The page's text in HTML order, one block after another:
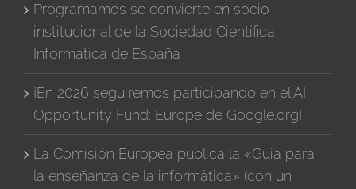
Programamos se convierte en socio
institucional de la Sociedad Científica
Informática de España
¡En 2026 seguiremos participando en el AI
Opportunity Fund: Europe de Google.org!
La Comisión Europea publica la «Guía para
la enseñanza de la informática» (con un